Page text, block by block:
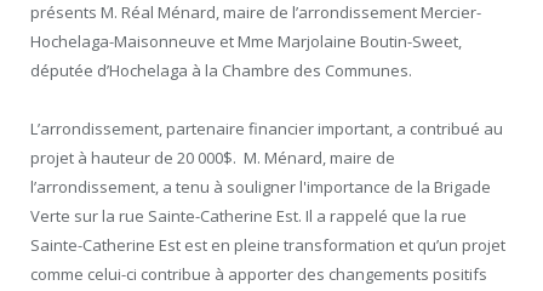
présents M. Réal Ménard, maire de l’arrondissement Mercier-
Hochelaga-Maisonneuve et Mme Marjolaine Boutin-Sweet,
députée d’Hochelaga à la Chambre des Communes.
L’arrondissement, partenaire financier important, a contribué au
projet à hauteur de 20 000$. M. Ménard, maire de
l’arrondissement, a tenu à souligner l'importance de la Brigade
Verte sur la rue Sainte-Catherine Est. Il a rappelé que la rue
Sainte-Catherine Est est en pleine transformation et qu’un projet
comme celui-ci contribue à apporter des changements positifs